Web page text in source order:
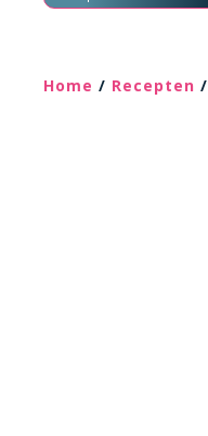
Home / Recepten